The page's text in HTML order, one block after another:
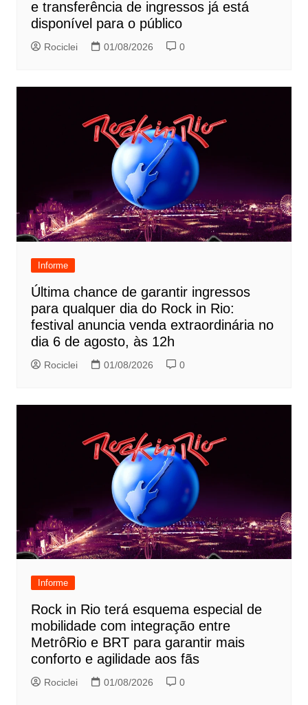
e transferência de ingressos já está
disponível para o público
Rociclei 01/08/2026 0
Informe
Última chance de garantir ingressos
para qualquer dia do Rock in Rio:
festival anuncia venda extraordinária no
dia 6 de agosto, às 12h
Rociclei 01/08/2026 0
Informe
Rock in Rio terá esquema especial de
mobilidade com integração entre
MetrôRio e BRT para garantir mais
conforto e agilidade aos fãs
Rociclei 01/08/2026 0